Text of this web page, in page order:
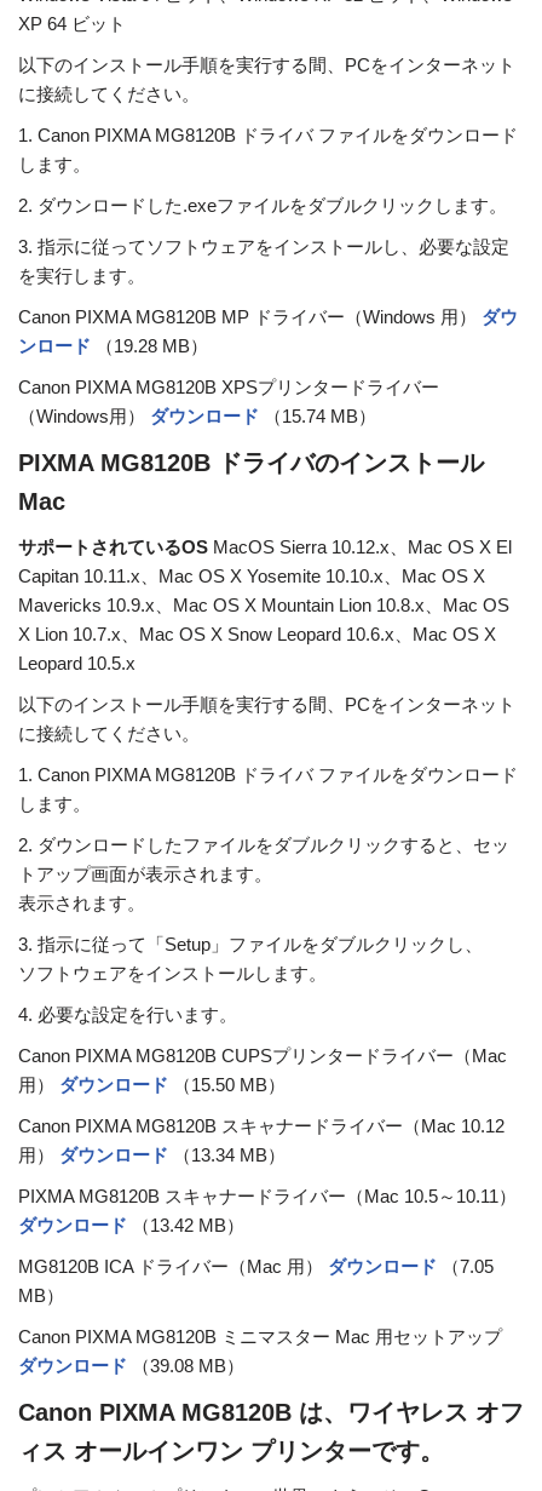
XP 64 ビット
以下のインストール手順を実行する間、PCをインターネット
に接続してください。
1. Canon PIXMA MG8120B ドライバ ファイルをダウンロード
します。
2. ダウンロードした.exeファイルをダブルクリックします。
3. 指示に従ってソフトウェアをインストールし、必要な設定
を実行します。
Canon PIXMA MG8120B MP ドライバー（Windows 用） ダウ
ンロード
（19.28 MB）
Canon PIXMA MG8120B XPSプリンタードライバー
（Windows用） ダウンロード （15.74 MB）
PIXMA MG8120B ドライバのインストール
Mac
サポートされているOS MacOS Sierra 10.12.x、Mac OS X El
Capitan 10.11.x、Mac OS X Yosemite 10.10.x、Mac OS X
Mavericks 10.9.x、Mac OS X Mountain Lion 10.8.x、Mac OS
X Lion 10.7.x、Mac OS X Snow Leopard 10.6.x、Mac OS X
Leopard 10.5.x
以下のインストール手順を実行する間、PCをインターネット
に接続してください。
1. Canon PIXMA MG8120B ドライバ ファイルをダウンロード
します。
2. ダウンロードしたファイルをダブルクリックすると、セッ
トアップ画面が表示されます。
表示されます。
3. 指示に従って「Setup」ファイルをダブルクリックし、
ソフトウェアをインストールします。
4. 必要な設定を行います。
Canon PIXMA MG8120B CUPSプリンタードライバー（Mac
用） ダウンロード
（15.50 MB）
Canon PIXMA MG8120B スキャナードライバー（Mac 10.12
用） ダウンロード
（13.34 MB）
PIXMA MG8120B スキャナードライバー（Mac 10.5～10.11）
ダウンロード
（13.42 MB）
MG8120B ICA ドライバー（Mac 用） ダウンロード
（7.05
MB）
Canon PIXMA MG8120B ミニマスター Mac 用セットアップ
ダウンロード
（39.08 MB）
Canon PIXMA MG8120B は、ワイヤレス オフ
ィス オールインワン プリンターです。